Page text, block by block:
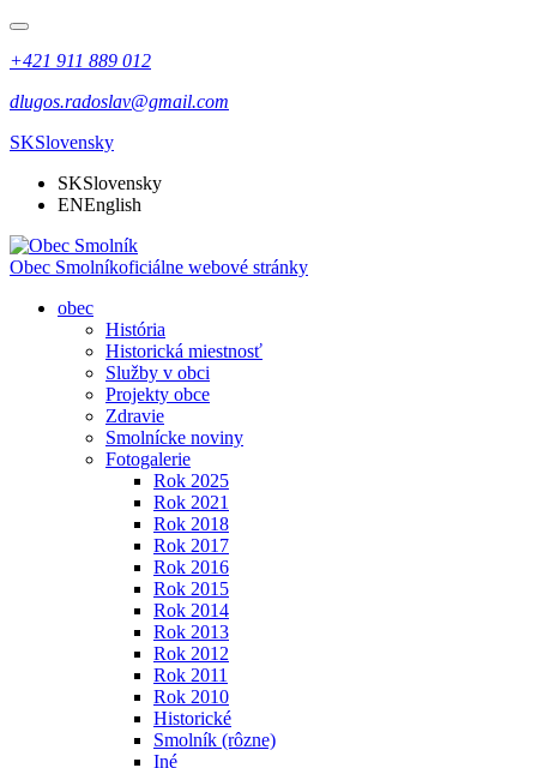
+421 911 889 012
dlugos.radoslav@gmail.com
SKSlovensky
SKSlovensky
ENEnglish
Obec Smolníkoficiálne webové stránky
obec
História
Historická miestnosť
Služby v obci
Projekty obce
Zdravie
Smolnícke noviny
Fotogalerie
Rok 2025
Rok 2021
Rok 2018
Rok 2017
Rok 2016
Rok 2015
Rok 2014
Rok 2013
Rok 2012
Rok 2011
Rok 2010
Historické
Smolník (rôzne)
Iné